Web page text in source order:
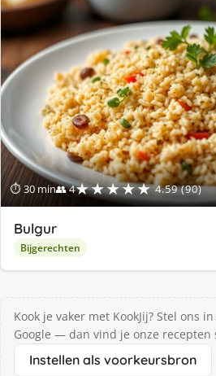
⏱ 30 min👥 4★★★★★ 4.59 (90)
Bulgur
Bijgerechten
Kook je vaker met KookJij? Stel ons
Google — dan vind je onze recepten
Instellen als voorkeursbron